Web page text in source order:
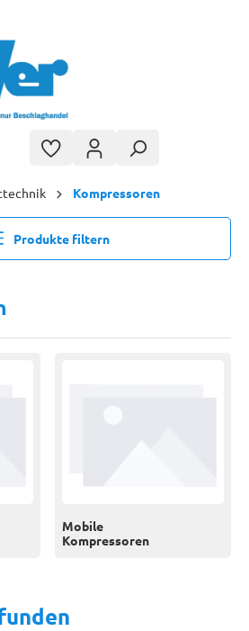
Kompressoren
Produkte filtern
Mobile
Kompressoren